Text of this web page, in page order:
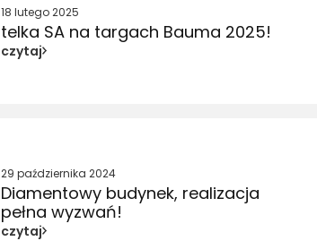
18 lutego 2025
telka SA na targach Bauma 2025!
czytaj
29 października 2024
Diamentowy budynek, realizacja
pełna wyzwań!
czytaj